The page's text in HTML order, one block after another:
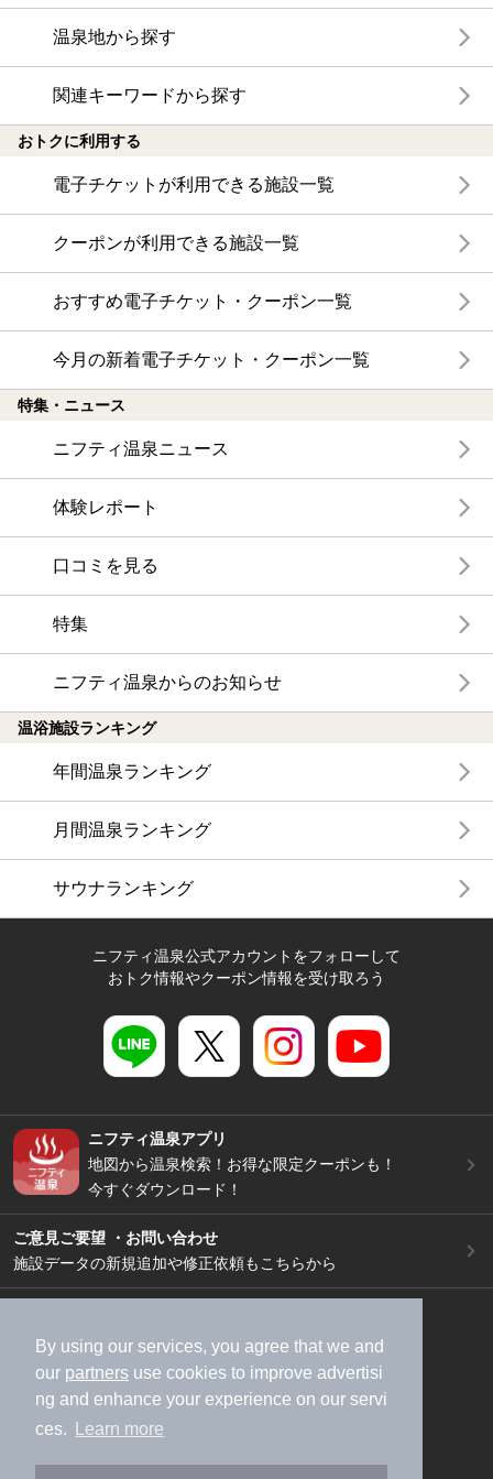
By using our services, you agree that we and
our partners use cookies to improve advertisi
ng and enhance your experience on our servi
ces.
Learn more
温泉地から探す
関連キーワードから探す
おトクに利用する
電子チケットが利用できる施設一覧
クーポンが利用できる施設一覧
おすすめ電子チケット・クーポン一覧
今月の新着電子チケット・クーポン一覧
特集・ニュース
ニフティ温泉ニュース
体験レポート
口コミを見る
特集
ニフティ温泉からのお知らせ
温浴施設ランキング
年間温泉ランキング
月間温泉ランキング
サウナランキング
ニフティ温泉公式アカウントをフォローして
おトク情報やクーポン情報を受け取ろう
ニフティ温泉アプリ
地図から温泉検索！お得な限定クーポンも！
今すぐダウンロード！
ご意見ご要望 ・お問い合わせ
施設データの新規追加や修正依頼もこちらから
加盟店募集（資料請求）
広告出稿のご案内
利用規約
ライフスタイルMEMBERS+規約
特定商取引法に基づく表記
ヘルプ
採用情報
運営会社